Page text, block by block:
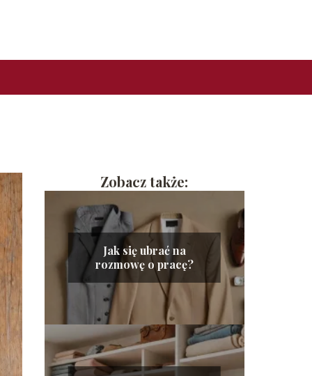
Zobacz także:
Jak się ubrać na
rozmowę o pracę?